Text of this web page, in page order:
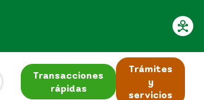
Transacciones
rápidas
Trámites
y
servicios